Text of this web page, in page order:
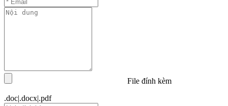
File đính kèm
.doc|.docx|.pdf